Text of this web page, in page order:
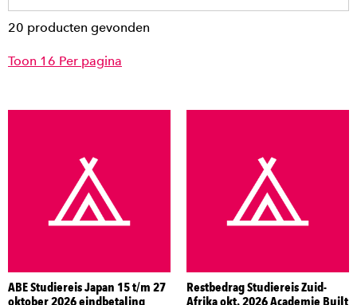
20 producten gevonden
Toon 16 Per pagina
ABE Studiereis Japan 15 t/m 27
oktober 2026 eindbetaling
Restbedrag Studiereis Zuid-
Afrika okt. 2026 Academie Built